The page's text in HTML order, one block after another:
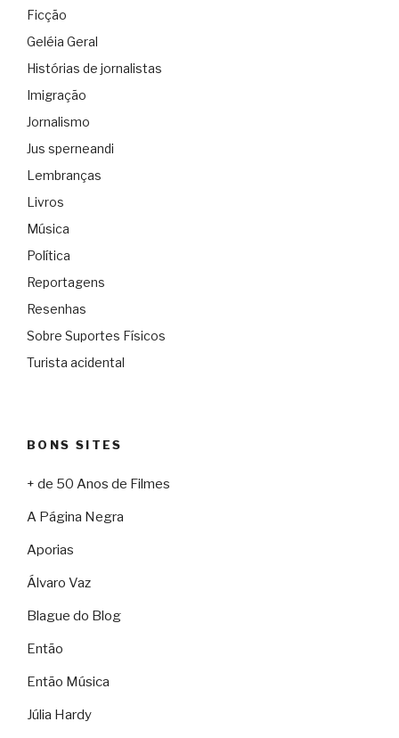
Ficção
Geléia Geral
Histórias de jornalistas
Imigração
Jornalismo
Jus sperneandi
Lembranças
Livros
Música
Política
Reportagens
Resenhas
Sobre Suportes Físicos
Turista acidental
BONS SITES
+ de 50 Anos de Filmes
A Página Negra
Aporias
Álvaro Vaz
Blague do Blog
Então
Então Música
Júlia Hardy